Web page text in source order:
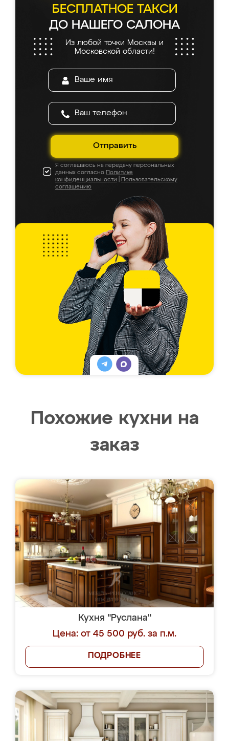
БЕСПЛАТНОЕ ТАКСИ
ДО НАШЕГО САЛОНА
Из любой точки Москвы и
Московской области!
Отправить
Я соглашаюсь на передачу персональных
данных согласно Политике
конфиденциальности
Пользовательскому
соглашению
Похожие кухни на
заказ
Кухня "Руслана"
Цена: от 45 500 руб. за п.м.
ПОДРОБНЕЕ